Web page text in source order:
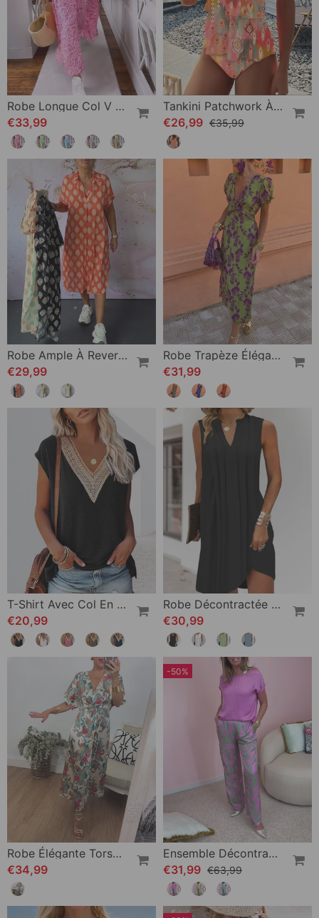
Robe Longue Col V En Imprimé À Manches Courtes
€33,99
Tankini Patchwork À Volants Et Bretelles Imprimées
€26,99 €35,99
Robe Ample À Revers Et Manches Courtes
€29,99
Robe Trapèze Élégante À Manches Bouffantes En V Profond Et Imprimé Feuilles
€31,99
T-Shirt Avec Col En V Et Dentelle
€20,99
Robe Décontractée Sans Manches À Col En V
€30,99
Robe Élégante Torsadée À Col En V Et Imprimé Botanique
€34,99
-50%
Ensemble Décontracté Imprimé Avec Poches Et Manches Courtes
€31,99 €63,99